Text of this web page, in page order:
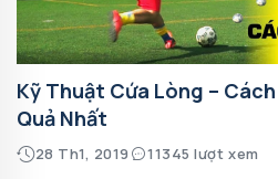
Kỹ Thuật Cứa Lòng –
Quả Nhất
28 Th1, 2019 11345 lượt xem